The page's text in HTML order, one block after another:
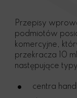
Przepisy
podmiotów
komercyjne,
przekracza 10
następujące
centra